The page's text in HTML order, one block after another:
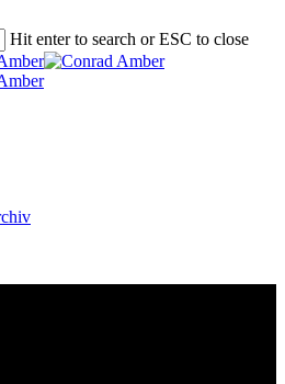
Hit enter to search or ESC to close